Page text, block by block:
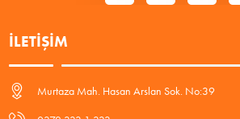
İLETIŞIM
Murtaza Mah. Hasan Arslan Sok. No:39